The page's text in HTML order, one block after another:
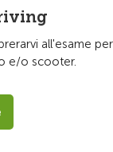
all'esame
e/o scooter.